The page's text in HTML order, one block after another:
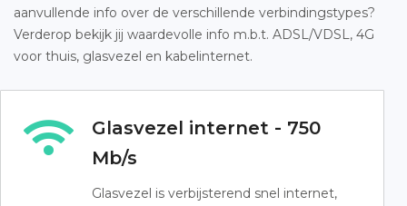
aanvullende info over de verschillende verbindingstypes?
Verderop bekijk jij waardevolle info m.b.t. ADSL/VDSL, 4G
voor thuis, glasvezel en kabelinternet.
Glasvezel internet - 750
Mb/s
Glasvezel is verbijsterend snel internet,